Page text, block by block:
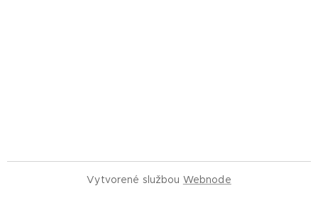
Vytvorené službou Webnode